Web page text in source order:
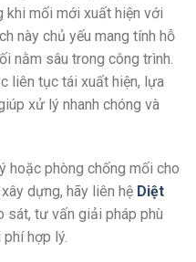
khi mối mới xuất hiện với
này chủ yếu mang tính hỗ
nằm sâu trong công trình.
liên tục tái xuất hiện, lựa
xử lý nhanh chóng và
hoặc phòng chống mối cho
dựng, hãy liên hệ Diệt
sát, tư vấn giải pháp phù
hợp lý.